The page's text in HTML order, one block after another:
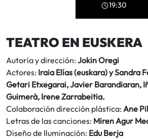
19:30
TEATRO EN EUSKERA
Autoría y dirección: Jokin Oregi
Actores: Iraia Elías (euskara) y Sandra
Getari Etxegarai, Javier Barandiaran,
Guimerà, Irene Zarrabeitia.
Colaboración dirección plástica: Ane
Letras de las canciones: Miren Agur
Diseño de Iluminación: Edu Berja